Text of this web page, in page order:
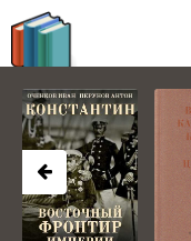
BOOK